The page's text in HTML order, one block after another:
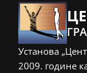
Установа
2009. године